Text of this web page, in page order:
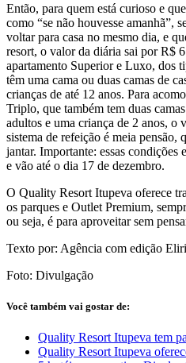
Então, para quem está curioso e
como “se não houvesse amanhã”,
voltar para casa no mesmo dia, e
resort, o valor da diária sai por R$
apartamento Superior e Luxo, dos
têm uma cama ou duas camas de
crianças de até 12 anos. Para
Triplo, que também tem duas
adultos e uma criança de 2 anos, o
sistema de refeição é meia pensão,
jantar. Importante: essas condições
e vão até o dia 17 de dezembro.
O Quality Resort Itupeva oferece
os parques e Outlet Premium,
ou seja, é para aproveitar sem
Texto por: Agência com edição
Foto: Divulgação
Você também vai gostar de:
Quality Resort Itupeva tem
Quality Resort Itupeva